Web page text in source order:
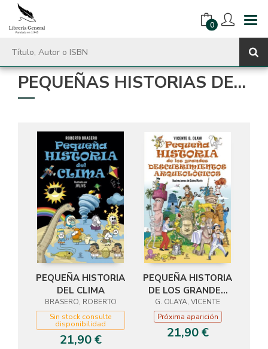
0
PEQUEÑAS HISTORIAS DE...
PEQUEÑA HISTORIA
DEL CLIMA
BRASERO, ROBERTO
Sin stock consulte
disponibilidad
21,90 €
PEQUEÑA HISTORIA
DE LOS GRANDES
DESCUBRIMIENTOS
ARQUEOLÓGICOS
G. OLAYA, VICENTE
Próxima aparición
21,90 €